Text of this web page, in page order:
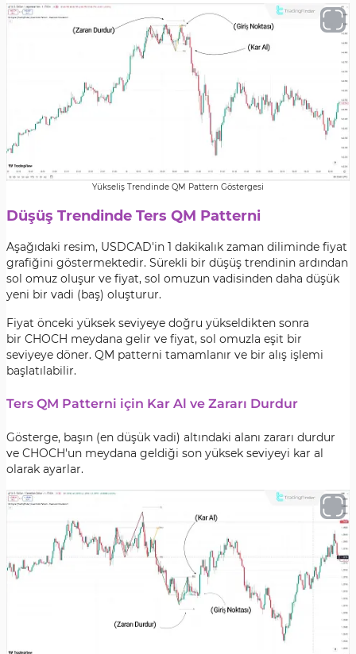
Yükseliş Trendinde QM Pattern Göstergesi
Düşüş Trendinde Ters QM Patterni
Aşağıdaki resim, USDCAD'in 1 dakikalık zaman diliminde fiyat
grafiğini göstermektedir. Sürekli bir düşüş trendinin ardından
sol omuz oluşur ve fiyat, sol omuzun vadisinden daha düşük
yeni bir vadi (baş) oluşturur.
Fiyat önceki yüksek seviyeye doğru yükseldikten sonra
bir CHOCH meydana gelir ve fiyat, sol omuzla eşit bir
seviyeye döner. QM patterni tamamlanır ve bir alış işlemi
başlatılabilir.
Ters QM Patterni için Kar Al ve Zararı Durdur
Gösterge, başın (en düşük vadi) altındaki alanı zararı durdur
ve CHOCH'un meydana geldiği son yüksek seviyeyi kar al
olarak ayarlar.